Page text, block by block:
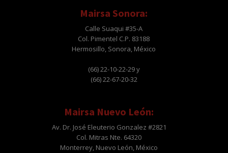
Mairsa Sonora:
Calle Suaqui #35-A
Col. Pimentel C.P. 83188
Hermosillo, Sonora, México
(66) 22-10-22-29 y
(66) 22-67-20-32
Mairsa Nuevo León:
Av. Dr. José Eleuterio Gonzalez #2821
Col. Mitras Nte. 64320
Monterrey, Nuevo León, México